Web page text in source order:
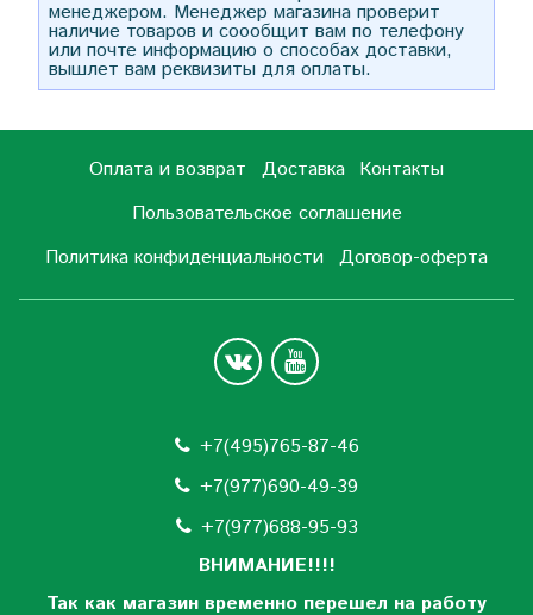
менеджером. Менеджер магазина проверит
наличие товаров и соообщит вам по телефону
или почте информацию о способах доставки,
вышлет вам реквизиты для оплаты.
Оплата и возврат Доставка Контакты
Пользовательское соглашение
Политика конфиденциальности Договор-оферта
+7(495)765-87-46
+7(977)690-49-39
+7(977)688-95-93
ВНИМАНИЕ!!!!
Так как магазин временно перешел на работу